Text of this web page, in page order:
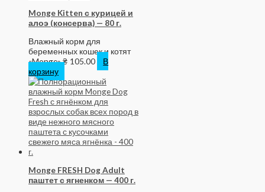
Monge Kitten с курицей и
алоэ (консерва) — 80 г.
Влажный корм для
беременных кошек и котят
«Monge»₴ 105.00
В
корзину
Monge FRESH Dog Adult
паштет с ягненком — 400 г.